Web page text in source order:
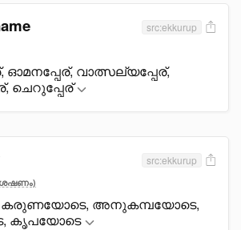
src:ekkurup
ഓമനപ്പേര്, വാത്സല്യപ്പേര്,
ചെറുപ്പേര്
src:ekkurup
കരുണയോടെ, അനുകമ്പയോടെ,
കൃപയോടെ